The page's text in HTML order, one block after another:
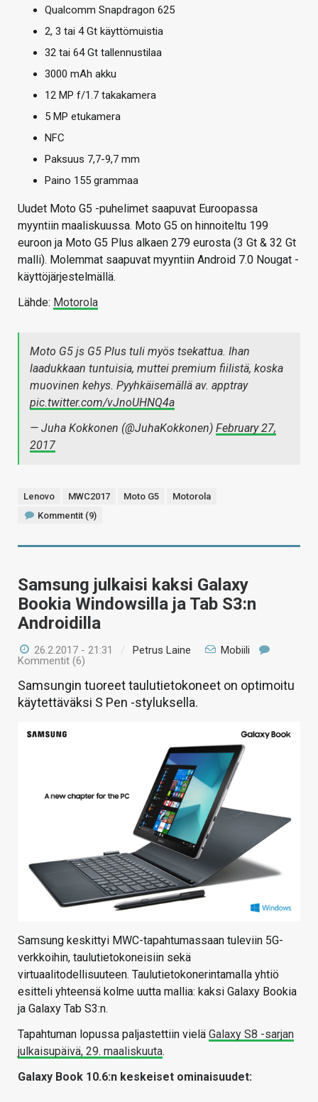
Qualcomm Snapdragon 625
2, 3 tai 4 Gt käyttömuistia
32 tai 64 Gt tallennustilaa
3000 mAh akku
12 MP f/1.7 takakamera
5 MP etukamera
NFC
Paksuus 7,7-9,7 mm
Paino 155 grammaa
Uudet Moto G5 -puhelimet saapuvat Euroopassa
myyntiin maaliskuussa. Moto G5 on hinnoiteltu 199
euroon ja Moto G5 Plus alkaen 279 eurosta (3 Gt & 32 Gt
malli). Molemmat saapuvat myyntiin Android 7.0 Nougat -
käyttöjärjestelmällä.
Lähde: Motorola
Moto G5 js G5 Plus tuli myös tsekattua. Ihan
laadukkaan tuntuisia, muttei premium fiilistä, koska
muovinen kehys. Pyyhkäisemällä av. apptray
pic.twitter.com/vJnoUHNQ4a
— Juha Kokkonen (@JuhaKokkonen) February 27,
2017
Lenovo MWC2017 Moto G5
Motorola
Kommentit (9)
Samsung julkaisi kaksi Galaxy
Bookia Windowsilla ja Tab S3:n
Androidilla
26.2.2017 - 21:31 / Petrus Laine
Mobiili
Kommentit (6)
Samsungin tuoreet taulutietokoneet on optimoitu
käytettäväksi S Pen -styluksella.
Samsung keskittyi MWC-tapahtumassaan tuleviin 5G-
verkkoihin, taulutietokoneisiin sekä
virtuaalitodellisuuteen. Taulutietokonerintamalla yhtiö
esitteli yhteensä kolme uutta mallia: kaksi Galaxy Bookia
ja Galaxy Tab S3:n.
Tapahtuman lopussa paljastettiin vielä Galaxy S8 -sarjan
julkaisupäivä, 29. maaliskuuta.
Galaxy Book 10.6:n keskeiset ominaisuudet: